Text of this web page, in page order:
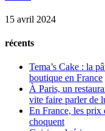
15 avril 2024
récents
Tema’s Cake : la
boutique en France
À Paris, un
vite faire parler de
En France, les prix
choquent